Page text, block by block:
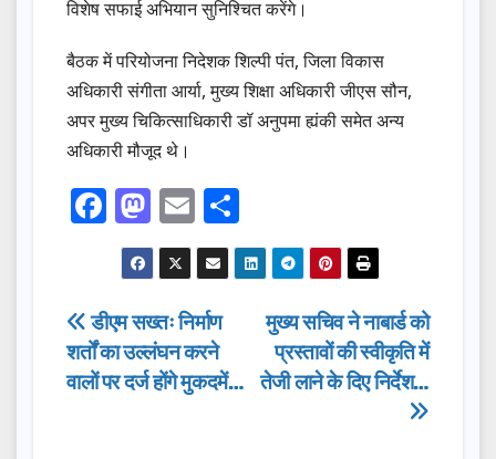
विशेष सफाई अभियान सुनिश्चित करेंगे।
बैठक में परियोजना निदेशक शिल्पी पंत, जिला विकास
अधिकारी संगीता आर्या, मुख्य शिक्षा अधिकारी जीएस सौन,
अपर मुख्य चिकित्साधिकारी डॉ अनुपमा ह्यंकी समेत अन्य
अधिकारी मौजूद थे।
F
a
c
e
b
o
M
a
st
o
d
o
E
m
ail
h
ar
Post
navigation
मुख्य सचिव ने नाबार्ड को
प्रस्तावों की स्वीकृति में
तेजी लाने के दिए निर्देश…
डीएम सख्तः निर्माण
शर्तों का उल्लंघन करने
वालों पर दर्ज होंगे मुकदमें…